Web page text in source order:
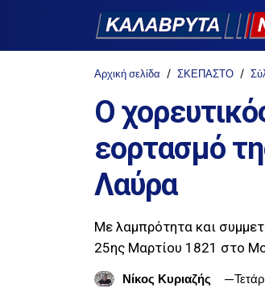
Αρχική σελίδα ΣΚΕΠΑΣΤΟ
Ο
εορτασμό
Λαύρα
Με λαμπρότητα και
25ης Μαρτίου 1821 στο
Νίκος Κυριαζής